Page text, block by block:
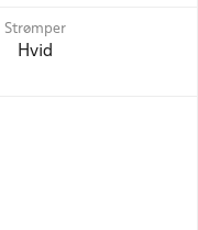
Strømper
Hvid